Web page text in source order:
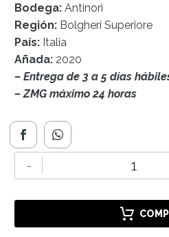
Bodega: Antinori
Región: Bolgheri Superiore
País: Italia
Añada: 2020
– Entrega de 3 a 5 días
– ZMG máximo 24 horas
-
Guado
al
cantidad